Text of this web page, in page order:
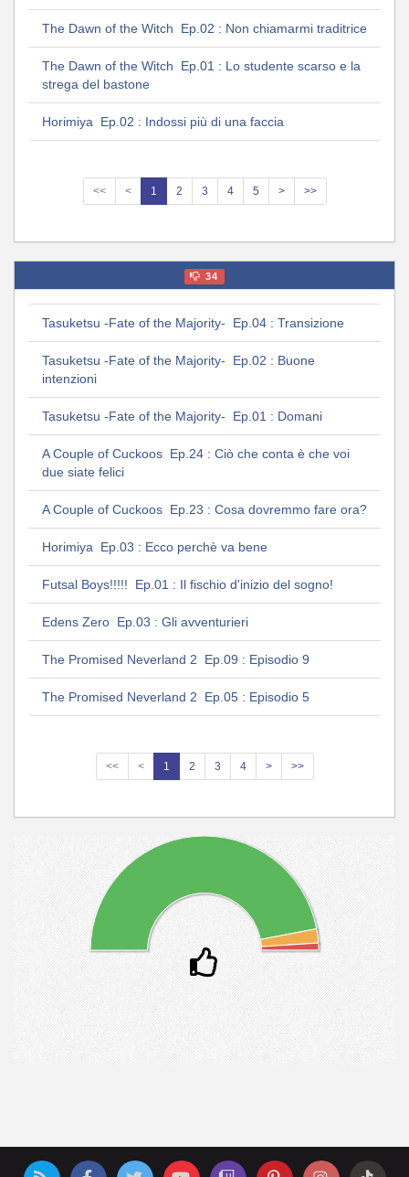
The Dawn of the Witch Ep.02 : Non chiamarmi traditrice
The Dawn of the Witch Ep.01 : Lo studente scarso e la
strega del bastone
Horimiya Ep.02 : Indossi più di una faccia
<< < 1 2 3 4 5 > >>
34
Tasuketsu -Fate of the Majority- Ep.04 : Transizione
Tasuketsu -Fate of the Majority- Ep.02 : Buone
intenzioni
Tasuketsu -Fate of the Majority- Ep.01 : Domani
A Couple of Cuckoos Ep.24 : Ciò che conta è che voi
due siate felici
A Couple of Cuckoos Ep.23 : Cosa dovremmo fare ora?
Horimiya Ep.03 : Ecco perchè va bene
Futsal Boys!!!!! Ep.01 : Il fischio d'inizio del sogno!
Edens Zero Ep.03 : Gli avventurieri
The Promised Neverland 2 Ep.09 : Episodio 9
The Promised Neverland 2 Ep.05 : Episodio 5
<< < 1 2 3 4 > >>